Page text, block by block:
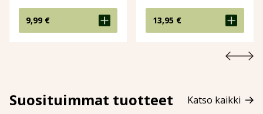
9,99 € 13,95 €
Suosituimmat tuotteet Katso kaikki